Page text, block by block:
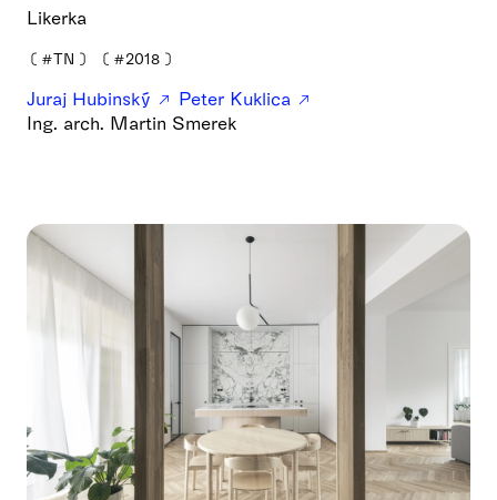
Likerka
❪ #TN ❫ ❪ #2018 ❫
Juraj Hubinský
Peter Kuklica
Ing. arch. Martin Smerek